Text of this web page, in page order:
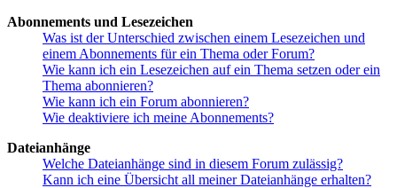
Abonnements und Lesezeichen
Was ist der Unterschied zwischen einem Lesezeichen und
einem Abonnements für ein Thema oder Forum?
Wie kann ich ein Lesezeichen auf ein Thema setzen oder ein
Thema abonnieren?
Wie kann ich ein Forum abonnieren?
Wie deaktiviere ich meine Abonnements?
Dateianhänge
Welche Dateianhänge sind in diesem Forum zulässig?
Kann ich eine Übersicht all meiner Dateianhänge erhalten?